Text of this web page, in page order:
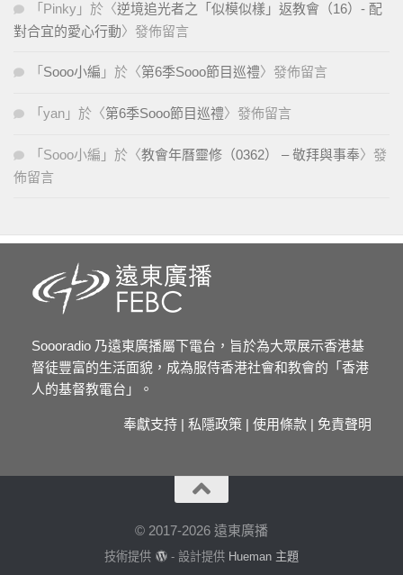
「 Pinky 」於〈逆境追光者之「似模似樣」返教會（16）- 配
對合宜的愛心行動〉發佈留言
「 Sooo小編 」於〈第6季Sooo節目巡禮〉發佈留言
「 yan 」於〈第6季Sooo節目巡禮〉發佈留言
「 Sooo小編 」於〈教會年曆靈修（0362） – 敬拜與事奉〉發
佈留言
Soooradio 乃遠東廣播屬下電台，旨於為大眾展示香港基
督徒豐富的生活面貌，成為服侍香港社會和教會的「香港
人的基督教電台」。
奉獻支持 | 私隱政策 | 使用條款 | 免責聲明
© 2017-2026 遠東廣播
技術提供 - 設計提供 Hueman 主題